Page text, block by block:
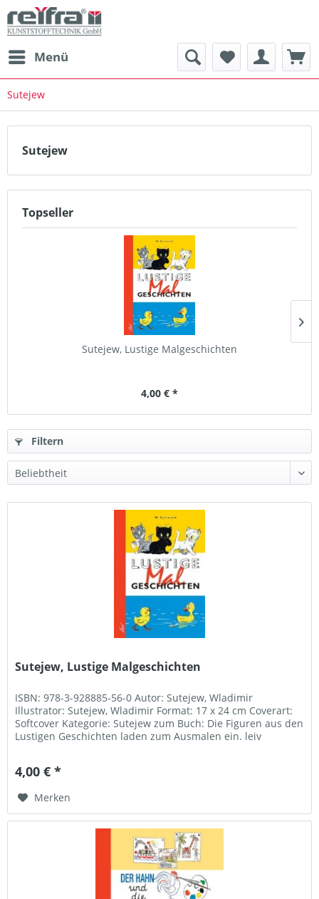
Menü
Sutejew
Sutejew
Topseller
Sutejew, Lustige Malgeschichten
4,00 € *
Filtern
Sutejew, Lustige Malgeschichten
ISBN: 978-3-928885-56-0 Autor: Sutejew, Wladimir
Illustrator: Sutejew, Wladimir Format: 17 x 24 cm Coverart:
Softcover Kategorie: Sutejew zum Buch: Die Figuren aus den
Lustigen Geschichten laden zum Ausmalen ein. leiv
4,00 € *
Merken